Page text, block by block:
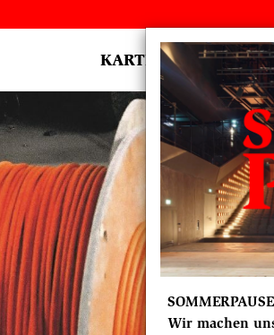
SOMMERPAUSE
Wir machen
KARTEN